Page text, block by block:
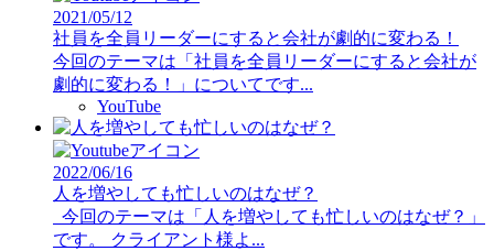
2021/05/12
社員を全員リーダーにすると会社が劇的に変わる！
今回のテーマは「社員を全員リーダーにすると会社が
劇的に変わる！」についてです...
YouTube
2022/06/16
人を増やしても忙しいのはなぜ？
今回のテーマは「人を増やしても忙しいのはなぜ？」
です。 クライアント様よ...